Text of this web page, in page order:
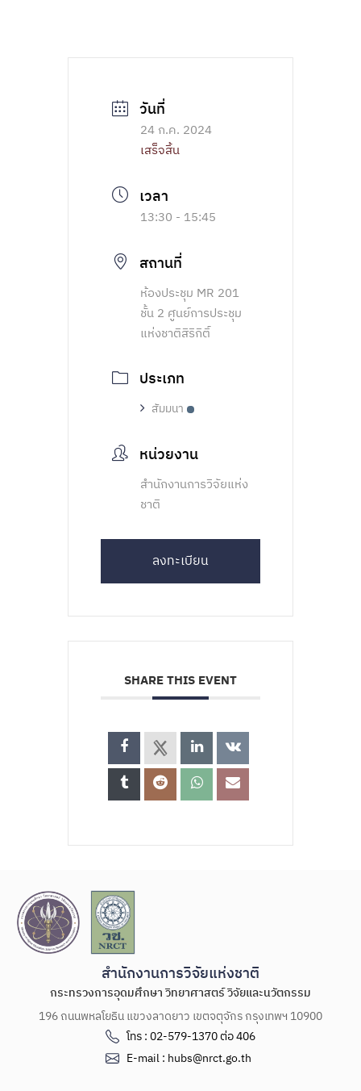
24 ก.ค. 2024
เสร็จสิ้น
13:30 - 15:45
สถานที่
ห้องประชุม MR 201
ชั้น 2 ศูนย์การประชุม
แห่งชาติสิริกิติ์
ประเภท
สัมมนา
หน่วยงาน
สำนักงานการวิจัยแห่ง
ชาติ
ลงทะเบียน
SHARE THIS EVENT
สำนักงานการวิจัยแห่งชาติ
กระทรวงการอุดมศึกษา วิทยาศาสตร์ วิจัยและนวัตกรรม
196 ถนนพหลโยธิน แขวงลาดยาว เขตจตุจักร กรุงเทพฯ 10900
โทร : 02-579-1370 ต่อ 406
E-mail : hubs@nrct.go.th